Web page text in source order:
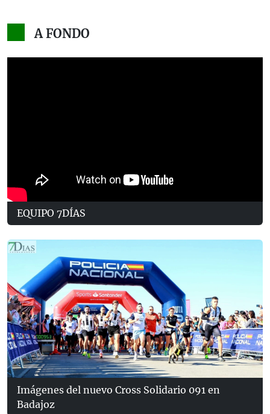
A FONDO
EQUIPO 7DÍAS
Imágenes del nuevo Cross Solidario 091 en
Badajoz